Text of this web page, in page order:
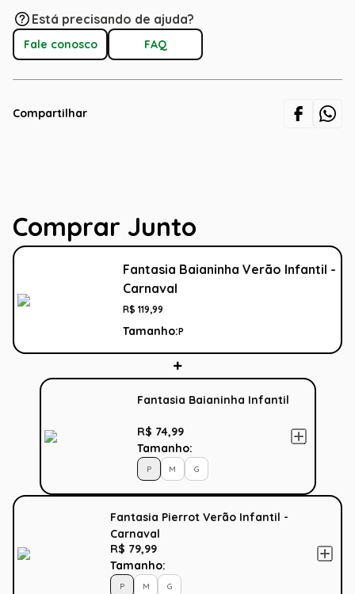
Está precisando de ajuda?
Fale conosco FAQ
Compartilhar
Comprar Junto
Fantasia Baianinha Verão Infantil -
Carnaval
R$ 119,99
Tamanho:P
Fantasia Baianinha Infantil
R$ 74,99
Tamanho:
P M G
Fantasia Pierrot Verão Infantil -
Carnaval
R$ 79,99
Tamanho:
P M G